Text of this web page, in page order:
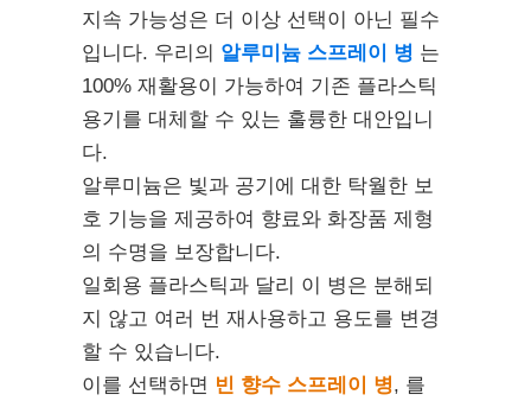
지속 가능성은 더 이상 선택이 아닌 필수
입니다. 우리의 알루미늄 스프레이 병 는
100% 재활용이 가능하여 기존 플라스틱
용기를 대체할 수 있는 훌륭한 대안입니
다.
알루미늄은 빛과 공기에 대한 탁월한 보
호 기능을 제공하여 향료와 화장품 제형
의 수명을 보장합니다.
일회용 플라스틱과 달리 이 병은 분해되
지 않고 여러 번 재사용하고 용도를 변경
할 수 있습니다.
이를 선택하면 빈 향수 스프레이 병, 를